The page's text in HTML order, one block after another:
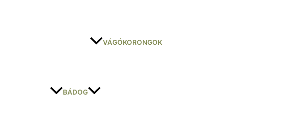
VÁGÓKORONGOK
BÁDOG